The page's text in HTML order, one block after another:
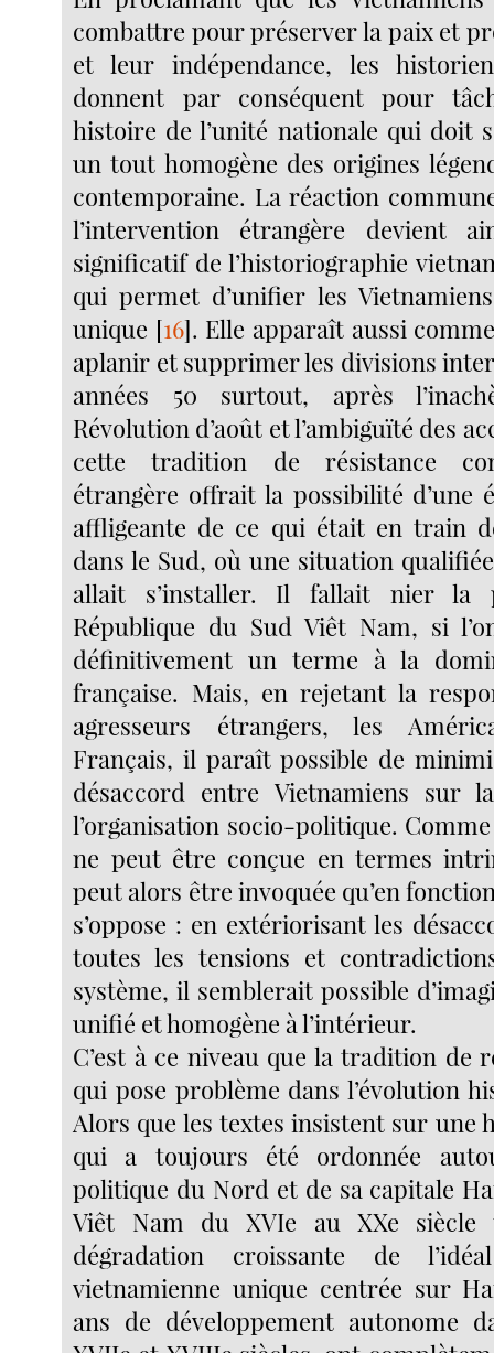
combattre pour préserver la paix et
et leur indépendance, les
donnent par conséquent pour
histoire de l’unité nationale qui doit
un tout homogène des origines
contemporaine. La réaction
l’intervention étrangère devient
significatif de l’historiographie
qui permet d’unifier les
unique [16]. Elle apparaît aussi
aplanir et supprimer les divisions
années 50 surtout, après
Révolution d’août et l’ambiguïté des
cette tradition de résistance
étrangère offrait la possibilité d’une
affligeante de ce qui était en train
dans le Sud, où une situation
allait s’installer. Il fallait nier la
République du Sud Viêt Nam, si
définitivement un terme à la
française. Mais, en rejetant la
agresseurs étrangers, les
Français, il paraît possible de
désaccord entre Vietnamiens sur
l’organisation socio-politique.
ne peut être conçue en termes
peut alors être invoquée qu’en
s’oppose : en extériorisant les
toutes les tensions et
système, il semblerait possible
unifié et homogène à l’intérieur.
C’est à ce niveau que la tradition de
qui pose problème dans l’évolution
Alors que les textes insistent sur une
qui a toujours été ordonnée
politique du Nord et de sa capitale
Viêt Nam du XVIe au XXe siècle
dégradation croissante de
vietnamienne unique centrée sur
ans de développement autonome